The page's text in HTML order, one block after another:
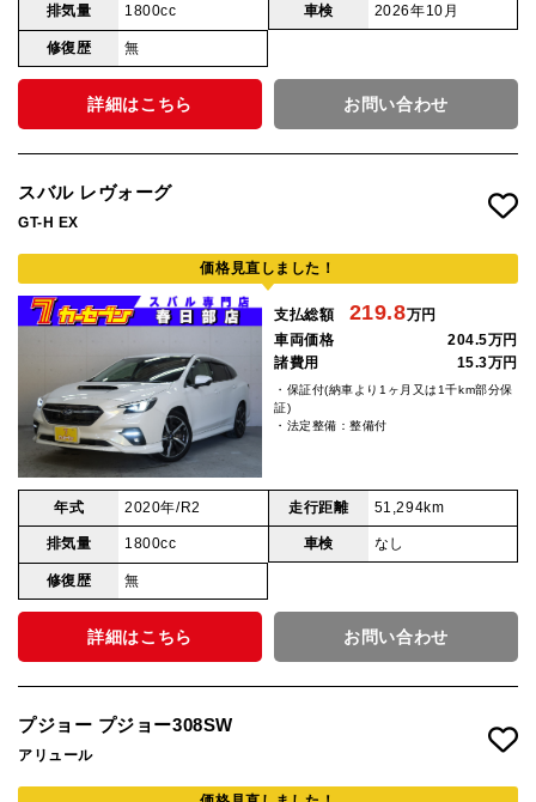
排気量 1800cc 車検 2026年10月
修復歴 無
詳細はこちら お問い合わせ
スバル レヴォーグ
GT-H EX
価格見直しました！
支払総額 219.8万円
車両価格
204.5万円
諸費用
15.3万円
・保証付(納車より1ヶ月又は1千km部分保
証)
・法定整備：整備付
年式 2020年/R2 走行距離 51,294km
排気量 1800cc 車検 なし
修復歴 無
詳細はこちら お問い合わせ
プジョー プジョー308SW
アリュール